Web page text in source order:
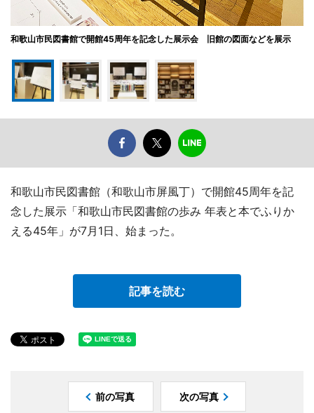
和歌山市民図書館で開館45周年を記念した展示会 旧館の図面などを展示
和歌山市民図書館（和歌山市屏風丁）で開館45周年を記
念した展示「和歌山市民図書館の歩み 年表と本でふりか
える45年」が7月1日、始まった。
記事を読む
前の写真 次の写真